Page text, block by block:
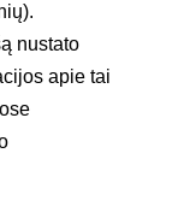
nustato
apie tai